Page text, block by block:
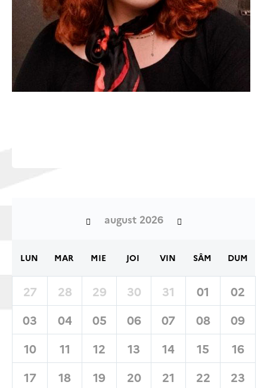
august 2026
LUN MAR MIE JOI VIN SÂM DUM
27 28 29 30 31 01
02
03
04 05 06 07 08
09
10
11 12 13 14 15
16
17
18 19 20 21 22
23